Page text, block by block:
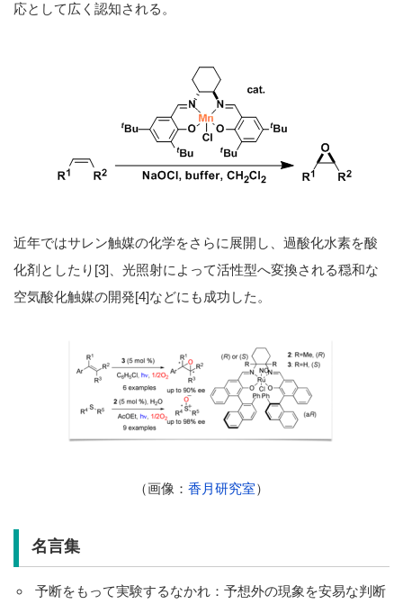
応として広く認知される。
近年ではサレン触媒の化学をさらに展開し、過酸化水素を酸
化剤としたり[3]、光照射によって活性型へ変換される穏和な
空気酸化触媒の開発[4]などにも成功した。
（画像： 香月研究室）
名言集
予断をもって実験するなかれ：予想外の現象を安易な判断